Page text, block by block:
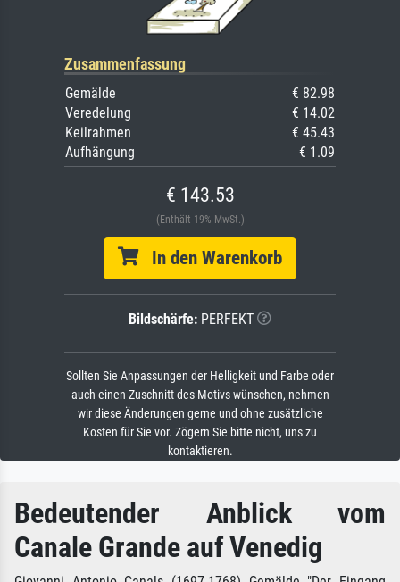
Zusammenfassung
Gemälde
€ 82.98
Veredelung
€ 14.02
Keilrahmen
€ 45.43
Aufhängung
€ 1.09
€ 143.53
(Enthält 19% MwSt.)
In den Warenkorb
Bildschärfe: PERFEKT
Sollten Sie Anpassungen der Helligkeit und Farbe oder
auch einen Zuschnitt des Motivs wünschen, nehmen
wir diese Änderungen gerne und ohne zusätzliche
Kosten für Sie vor. Zögern Sie bitte nicht, uns zu
kontaktieren.
Bedeutender Anblick vom
Canale Grande auf Venedig